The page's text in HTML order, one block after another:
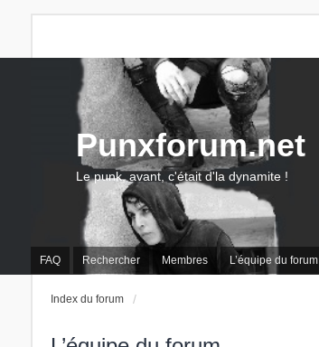
FAQ Rechercher Membres L’équipe du forum
Punxforum.net
Le punk, avant, c'était d'la dynamite !
Index du forum